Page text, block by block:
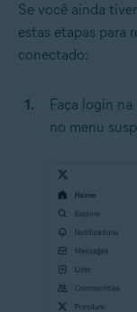
Se você ainda
estas etapas para
conectado:
Faça login
no menu